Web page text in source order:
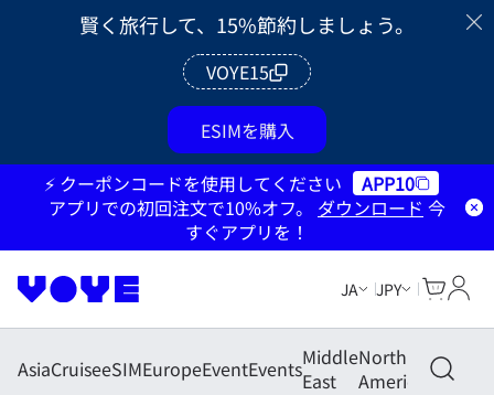
賢く旅行して、15%節約しましょう。
VOYE15
ESIMを購入
⚡ クーポンコードを使用してください
APP10
アプリでの初回注文で10%オフ。 ダウンロード 今
すぐアプリを！
JA JPY
Cart
AsiaCruiseeSIMEuropeEventEventsMiddle
East
North
America
South
America